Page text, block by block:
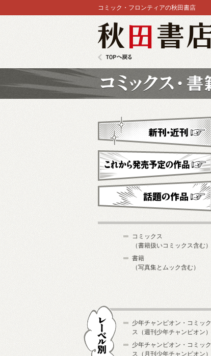
コミック・フロンティアの秋田書店
新刊・近刊
これから発売予定
コミックス
（書籍扱いコミックス含む）
書籍
（写真集とムック含む）
少年チャンピオン・コミック
ス（週刊少年チャンピオン）
少年チャンピオン・コミック
ス（月刊少年チャンピオン）